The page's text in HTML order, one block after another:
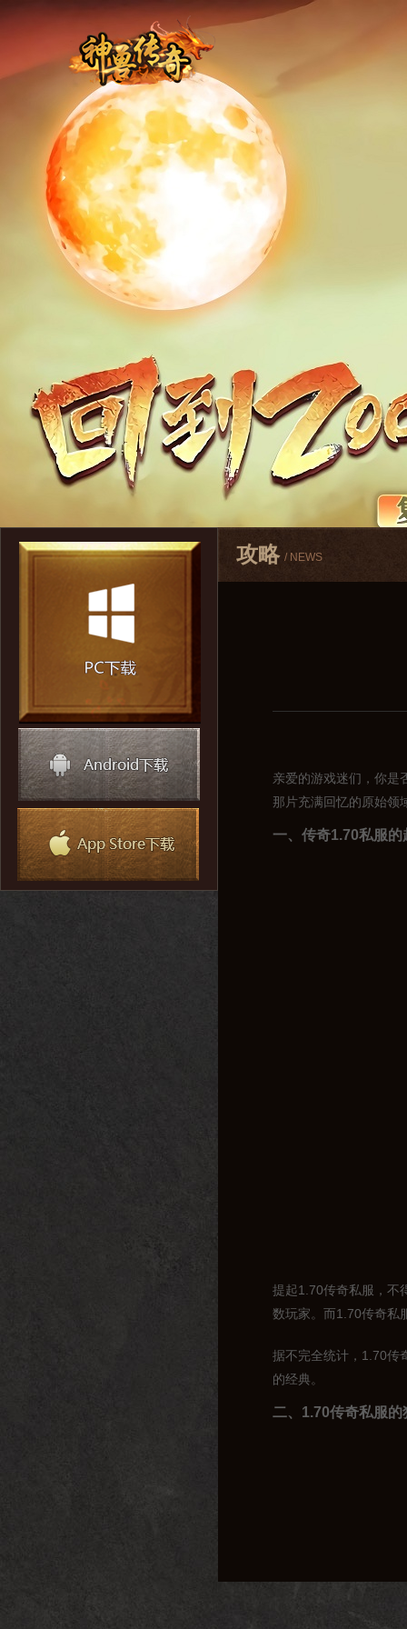
攻略 / NEWS
亲爱的游戏迷们，你是
那片充满回忆的原始领
一、传奇1.70私服的
提起1.70传奇私服，不
数玩家。而1.70传奇私
据不完全统计，1.70传
的经典。
二、1.70传奇私服的